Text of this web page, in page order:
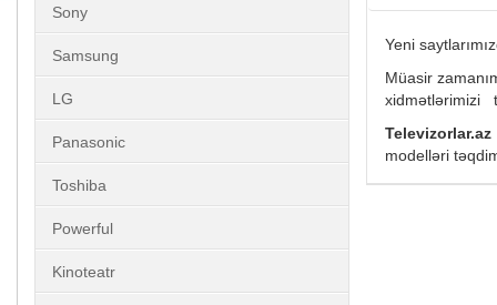
Sony
Samsung
LG
Panasonic
Toshiba
Powerful
Kinoteatr
Yeni
Müasir
xidmətlərimizi
Televizorlar.az
modelləri